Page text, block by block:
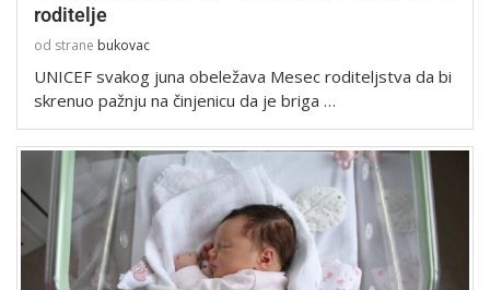
roditelje
od strane bukovac
UNICEF svakog juna obeležava Mesec roditeljstva da bi
skrenuo pažnju na činjenicu da je briga …